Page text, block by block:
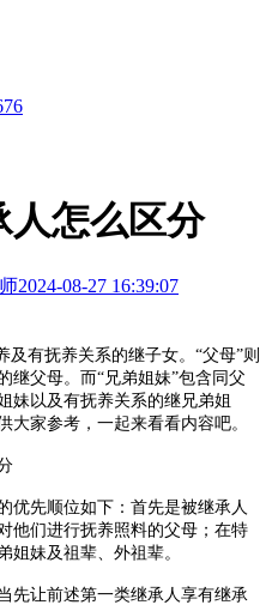
人怎么区分
2024-08-27 16:39:07
及有抚养关系的继子女。“父母”则
继父母。而“兄弟姐妹”包含同父
妹以及有抚养关系的继兄弟姐
大家参考，一起来看看内容吧。
优先顺位如下：首先是被继承人
他们进行抚养照料的父母；在特
姐妹及祖辈、外祖辈。
先让前述第一类继承人享有继承